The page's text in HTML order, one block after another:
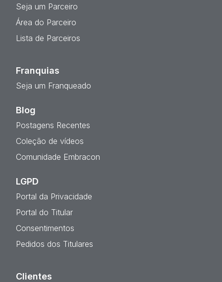
Seja um Parceiro
Área do Parceiro
Lista de Parceiros
Franquias
Seja um Franqueado
Blog
Postagens Recentes
Coleção de vídeos
Comunidade Embracon
LGPD
Portal da Privacidade
Portal do Titular
Consentimentos
Pedidos dos Titulares
Clientes